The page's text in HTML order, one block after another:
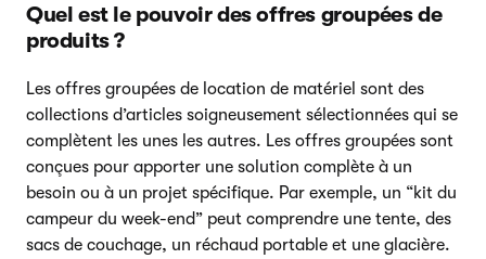
Quel est le pouvoir des offres groupées de
produits ?
Les offres groupées de location de matériel sont des
collections d’articles soigneusement sélectionnées qui se
complètent les unes les autres. Les offres groupées sont
conçues pour apporter une solution complète à un
besoin ou à un projet spécifique. Par exemple, un “kit du
campeur du week-end” peut comprendre une tente, des
sacs de couchage, un réchaud portable et une glacière.